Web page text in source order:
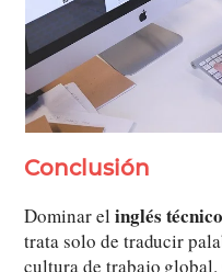
Conclusión
Dominar el inglés
trata solo de traducir
cultura de trabajo